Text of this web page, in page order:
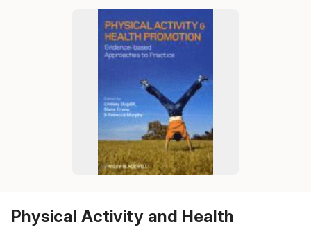
Physical Activity and Health